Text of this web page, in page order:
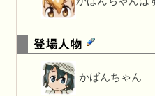
登場人物
かばんちゃん